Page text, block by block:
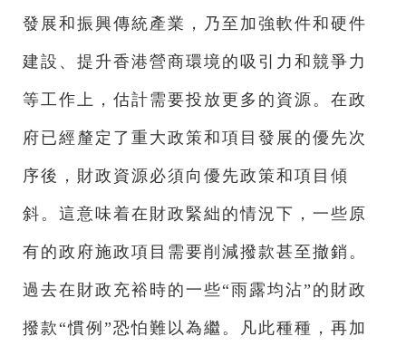
發展和振興傳統產業，乃至加強軟件和硬件
建設、提升香港營商環境的吸引力和競爭力
等工作上，估計需要投放更多的資源。在政
府已經釐定了重大政策和項目發展的優先次
序後，財政資源必須向優先政策和項目傾
斜。這意味着在財政緊絀的情況下，一些原
有的政府施政項目需要削減撥款甚至撤銷。
過去在財政充裕時的一些“雨露均沾”的財政
撥款“慣例”恐怕難以為繼。凡此種種，再加